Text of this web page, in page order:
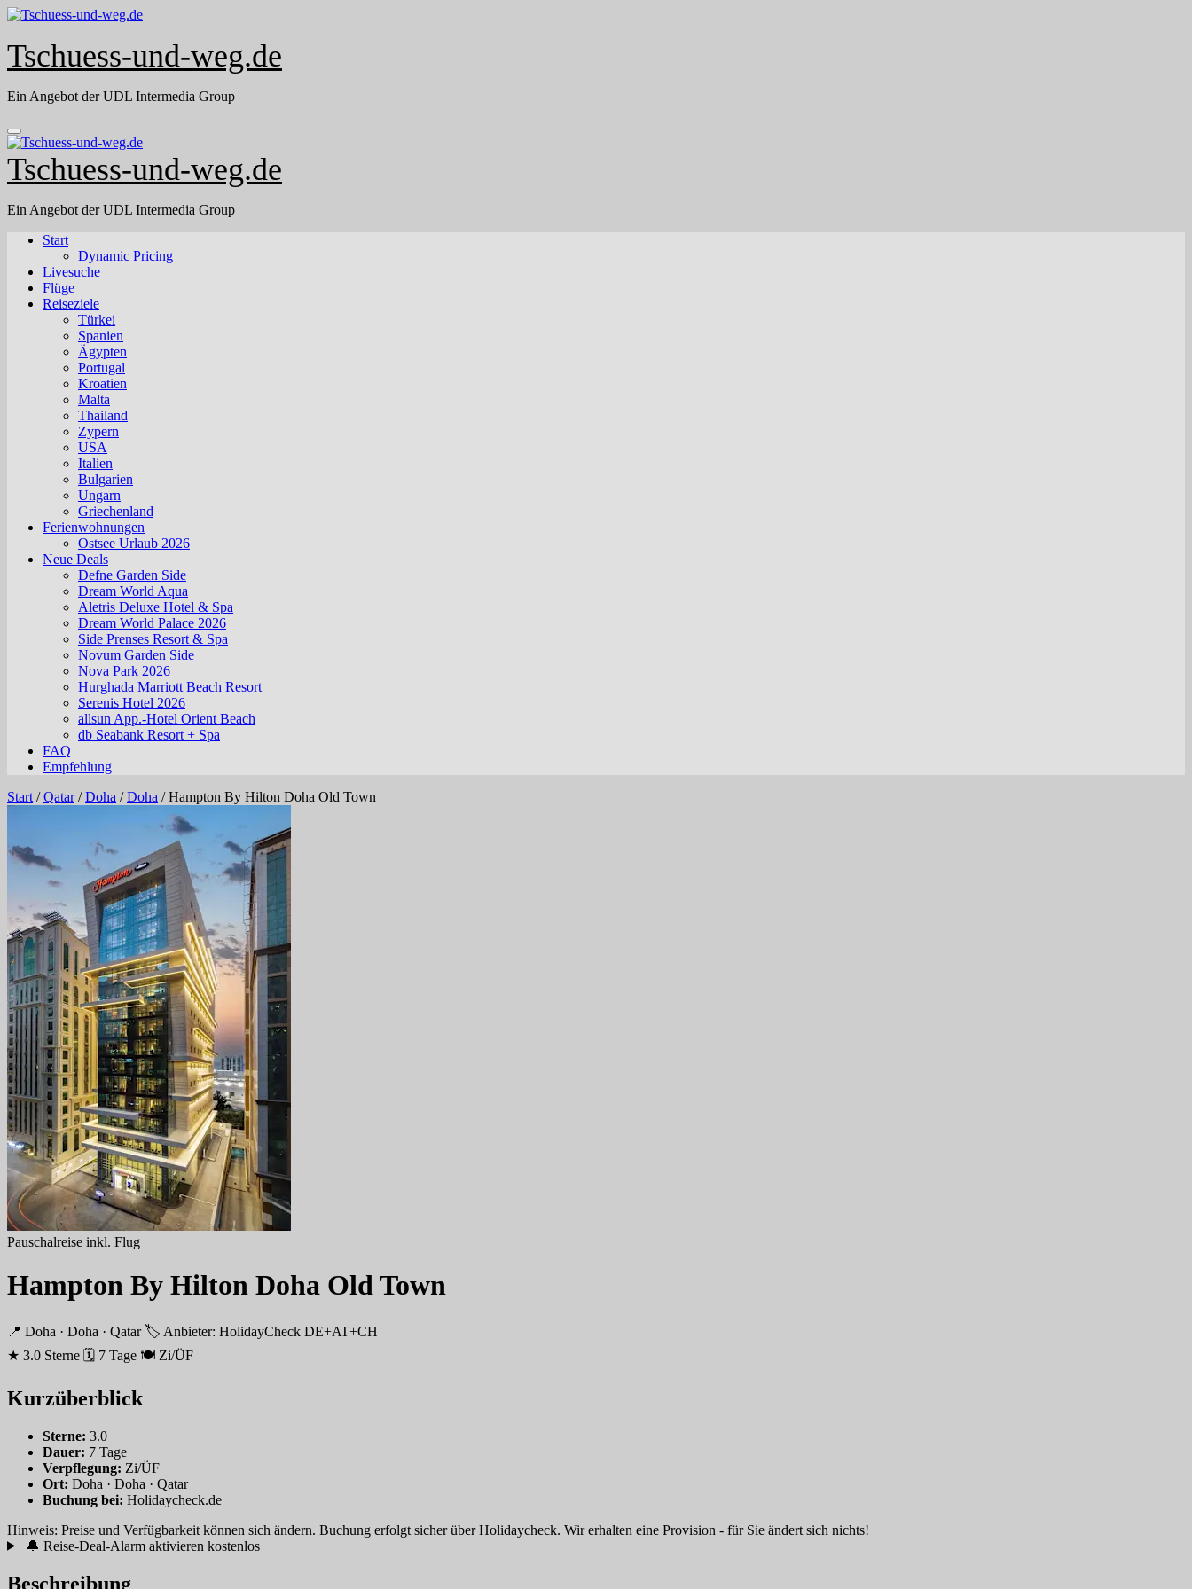
Skip
content
Tschuess-und-weg.de
Ein Angebot der UDL Intermedia Group
Tschuess-und-weg.de
Ein Angebot der UDL Intermedia Group
Start
Dynamic Pricing
Livesuche
Flüge
Reiseziele
Türkei
Spanien
Ägypten
Portugal
Kroatien
Malta
Thailand
Zypern
USA
Italien
Bulgarien
Ungarn
Griechenland
Ferienwohnungen
Ostsee Urlaub 2026
Neue Deals
Defne Garden Side
Dream World Aqua
Aletris Deluxe Hotel & Spa
Dream World Palace 2026
Side Prenses Resort & Spa
Novum Garden Side
Nova Park 2026
Hurghada Marriott Beach Resort
Serenis Hotel 2026
allsun App.-Hotel Orient Beach
db Seabank Resort + Spa
FAQ
Empfehlung
Start /Qatar/Doha /Doha /Hampton By Hilton Doha Old Town
Pauschalreise inkl. Flug
Hampton By Hilton Doha Old Town
📍 Doha · Doha · Qatar 🏷 Anbieter: HolidayCheck DE+AT+CH
★ 3.0 Sterne 🗓 7 Tage 🍽 Zi/ÜF
Kurzüberblick
Sterne: 3.0
Dauer: 7 Tage
Verpflegung: Zi/ÜF
Ort: Doha · Doha · Qatar
Buchung bei: Holidaycheck.de
Hinweis: Preise und Verfügbarkeit können sich ändern. Buchung erfolgt sicher über Holidaycheck. Wir erhalten eine Provision - für Sie ändert sich nichts!
🔔 Reise-Deal-Alarm aktivieren kostenlos
Beschreibung